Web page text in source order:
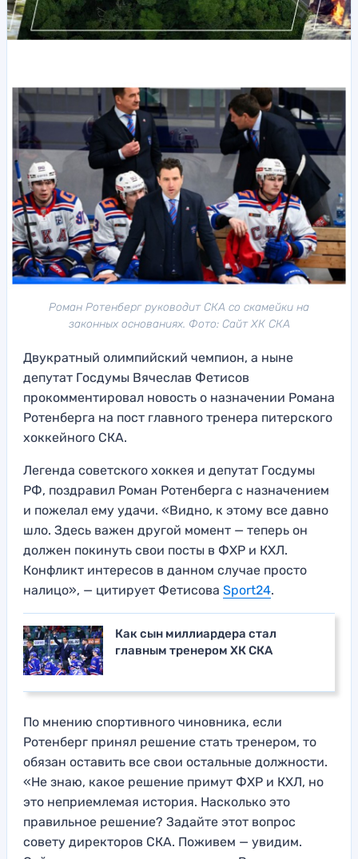
Роман Ротенберг руководит СКА со скамейки на
законных основаниях. Фото: Сайт ХК СКА
Двукратный олимпийский чемпион, а ныне
депутат Госдумы Вячеслав Фетисов
прокомментировал новость о назначении Романа
Ротенберга на пост главного тренера питерского
хоккейного СКА.
Легенда советского хоккея и депутат Госдумы
РФ, поздравил Роман Ротенберга с назначением
и пожелал ему удачи. «Видно, к этому все давно
шло. Здесь важен другой момент — теперь он
должен покинуть свои посты в ФХР и КХЛ.
Конфликт интересов в данном случае просто
налицо», — цитирует Фетисова Sport24.
Как сын миллиардера стал
главным тренером ХК СКА
По мнению спортивного чиновника, если
Ротенберг принял решение стать тренером, то
обязан оставить все свои остальные должности.
«Не знаю, какое решение примут ФХР и КХЛ, но
это неприемлемая история. Насколько это
правильное решение? Задайте этот вопрос
совету директоров СКА. Поживем — увидим.